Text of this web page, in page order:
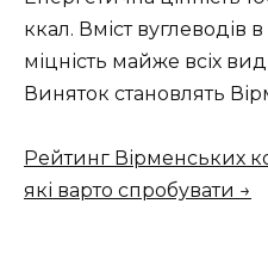
ккал. Вміст вуглеводів
міцність майже всіх
Виняток становлять
Рейтинг Вірменських
які варто спробувати →